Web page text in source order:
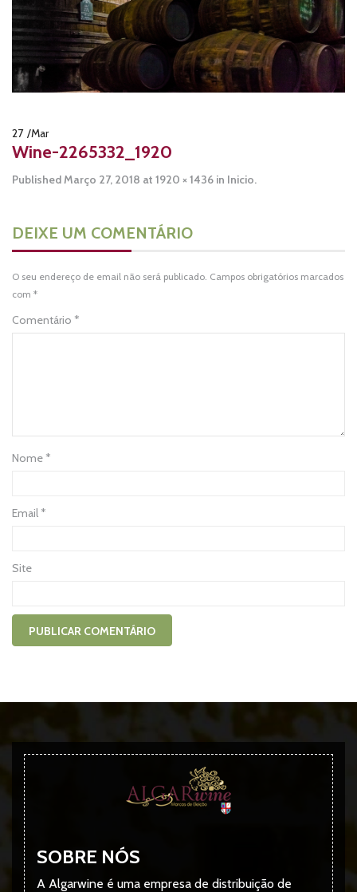
27 /Mar
Wine-2265332_1920
PublishedMarço 27, 2018 at 1920 × 1436 in Inicio.
DEIXE UM COMENTÁRIO
O seu endereço de email não será publicado. Campos obrigatórios marcados
com *
Comentário *
Nome *
Email *
Site
SOBRE NÓS
A Algarwine é uma empresa de distribuição de